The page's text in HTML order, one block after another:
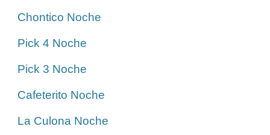
Chontico Noche
Pick 4 Noche
Pick 3 Noche
Cafeterito Noche
La Culona Noche